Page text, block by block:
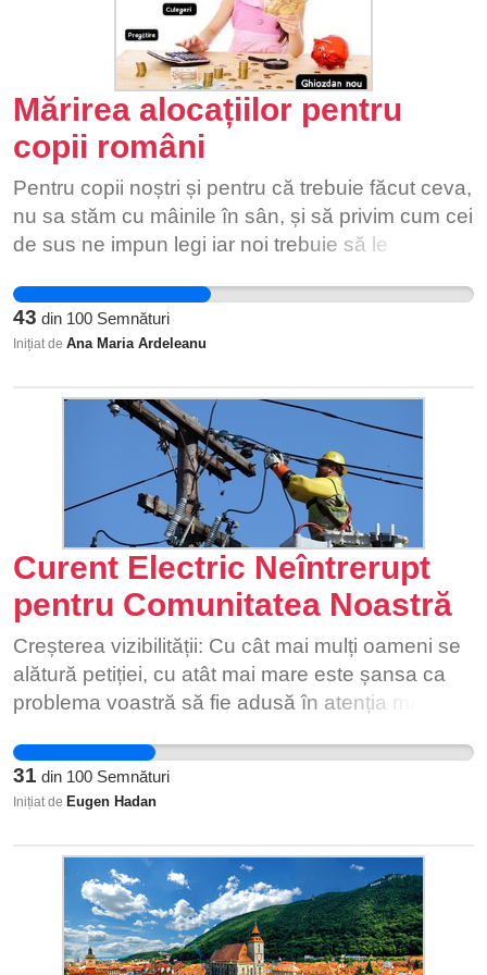
Mărirea alocațiilor pentru
copii români
Pentru copii noștri și pentru că trebuie făcut ceva,
nu sa stăm cu mâinile în sân, și să privim cum cei
de sus ne impun legi iar noi trebuie să le
români, dar în primul rând de părinți.
43 din 100 Semnături
Inițiat de Ana Maria Ardeleanu
Curent Electric Neîntrerupt
pentru Comunitatea Noastră
Creșterea vizibilității: Cu cât mai mulți oameni se
alătură petiției, cu atât mai mare este șansa ca
problema voastră să fie adusă în atenția mass-
Credibilitate crescută: Cu cât mai mulți semnatari
sunt implicați, cu atât petiția devine mai credibilă
și mai greu de ignorat de către autorități. Sprijin și
unitatea comunității în fața unei probleme
comune, ceea ce poate consolida solidaritatea și
sprijinul reciproc în lupta pentru o alimentare cu
energie electrică mai bună. Impact asupra
31 din 100 Semnături
Inițiat de Eugen Hadan